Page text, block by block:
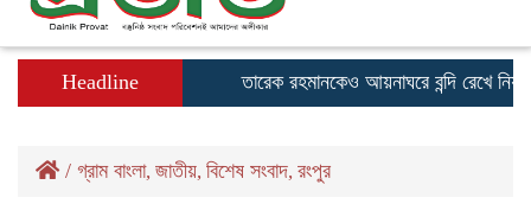
Headline তারেক রহমানকেও আয়নাঘরে বন্দি রেখে
/ গ্রাম বাংলা, জাতীয়, বিশেষ সংবাদ, রংপুর